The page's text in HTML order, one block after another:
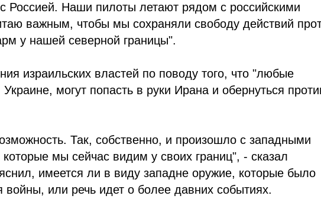
Россией. Наши пилоты летают рядом с российскими
важным, чтобы мы сохраняли свободу действий
у нашей северной границы".
израильских властей по поводу того, что "любые
могут попасть в руки Ирана и обернуться
Так, собственно, и произошло с западными
мы сейчас видим у своих границ", - сказал
имеется ли в виду западне оружие, которые было
или речь идет о более давних событиях.